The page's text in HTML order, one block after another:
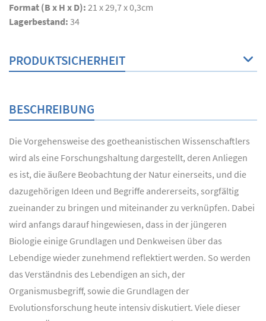
Format (B x H x D): 21 x 29,7 x 0,3cm
Lagerbestand: 34
PRODUKTSICHERHEIT
BESCHREIBUNG
Die Vorgehensweise des goetheanistischen Wissenschaftlers
wird als eine Forschungshaltung dargestellt, deren Anliegen
es ist, die äußere Beobachtung der Natur einerseits, und die
dazugehörigen Ideen und Begriffe andererseits, sorgfältig
zueinander zu bringen und miteinander zu verknüpfen. Dabei
wird anfangs darauf hingewiesen, dass in der jüngeren
Biologie einige Grundlagen und Denkweisen über das
Lebendige wieder zunehmend reflektiert werden. So werden
das Verständnis des Lebendigen an sich, der
Organismusbegriff, sowie die Grundlagen der
Evolutionsforschung heute intensiv diskutiert. Viele dieser